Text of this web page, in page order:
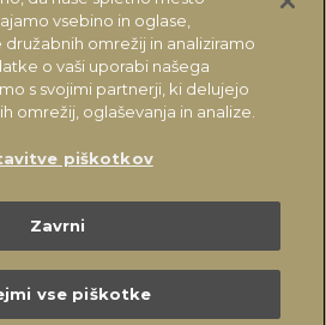
Vprašajte nas
STRANI
vsebino in oglase,
omrežij in analiziramo
o vaši uporabi našega
s svojimi partnerji, ki delujejo
omrežij, oglaševanja in analize.
piškotkov
Zavrni
vse piškotke